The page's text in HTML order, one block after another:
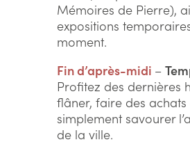
Mémoires de Pierre),
expositions
moment.
Fin d’après-midi –
Profitez des dernières
flâner, faire des achats
simplement savourer
de la ville.